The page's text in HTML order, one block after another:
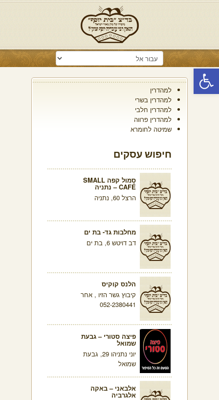
פתח סרגל נגישות
למהדרין
למהדרין בשרי
למהדרין חלבי
למהדרין פרווה
שמיטה לחומרא
חיפוש עסקים
סמול קפה SMALL
CAFÉ – נתניה
הרצל 60, נתניה
מחלבות גד- בת ים
דב דויטש 6, בת ים
הלנס קוקיס
קיבוץ גשר הזיו , אחר
052-2380441
פיצה סטורי – גבעת
שמואל
יוני נתניהו 29, גבעת
שמואל
אלבאני – באקה
אלגרביה